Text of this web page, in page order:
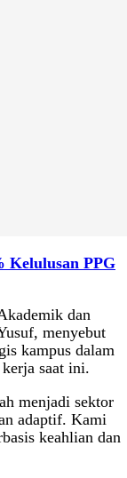
Kelulusan PPG
dan
menyebut
kampus dalam
saat ini.
menjadi sektor
adaptif. Kami
keahlian dan